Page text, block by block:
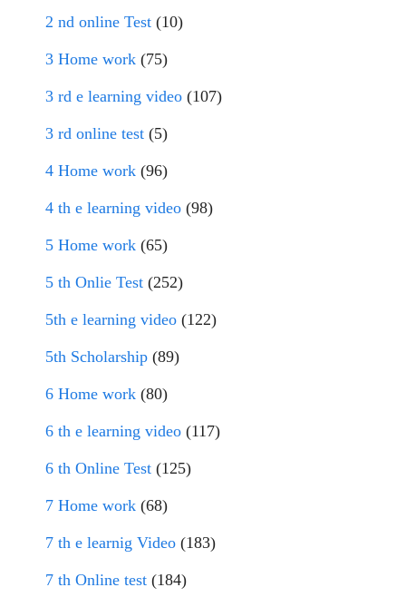
2 nd online Test (10)
3 Home work (75)
3 rd e learning video (107)
3 rd online test (5)
4 Home work (96)
4 th e learning video (98)
5 Home work (65)
5 th Onlie Test (252)
5th e learning video (122)
5th Scholarship (89)
6 Home work (80)
6 th e learning video (117)
6 th Online Test (125)
7 Home work (68)
7 th e learnig Video (183)
7 th Online test (184)